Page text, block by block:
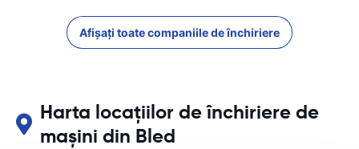
Afișați toate companiile de închiriere
Harta locațiilor de închiriere de
mașini din Bled